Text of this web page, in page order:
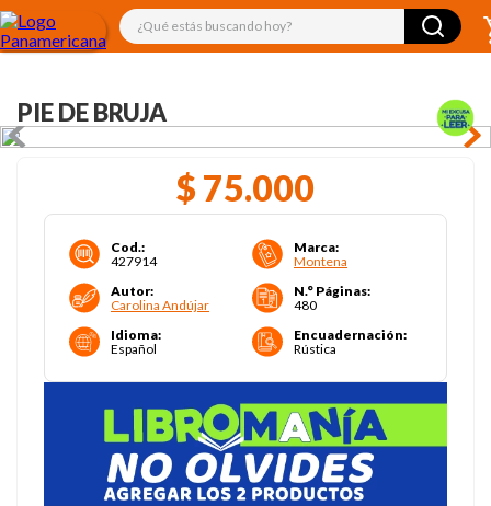
¿Qué estás buscando hoy?
PIE DE BRUJA
$ 75.000
Cod.:
427914
Marca:
Montena
Autor:
Carolina Andújar
N.° Páginas:
480
Idioma:
Español
Encuadernación:
Rústica